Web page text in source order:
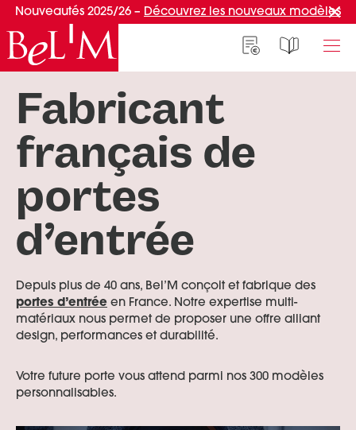
Nouveautés 2025/26 – Découvrez les nouveaux modèles
NOS PORTES D’ENTRÉE
PAR TYPE
Portes d’entrée
Portes de service
Portes d’entrée grand trafic
PAR STYLE
Portes d’entrée classiques
Portes d’entrée vitrées
Portes d'entrée pleines
Portes d’entrée Aluminium
NOS ACCESSOIRES
PAR TYPE
Marquises
Luminaires
NOS CONSEILS
S'INSPIRER ET CHOISIR
Témoignages clients
Idées d'aménagement
Une entrée sur mesure
Accueil connecté
RÉUSSIR MON PROJET
Conseils de pro
Normes & fiscalité
Entretien et réglages
Fabricant
français de
portes
d’entrée
Depuis plus de 40 ans, Bel’M conçoit et fabrique des
portes d’entrée en France. Notre expertise multi-
matériaux nous permet de proposer une offre alliant
design, performances et durabilité.
Votre future porte vous attend parmi nos 300 modèles
personnalisables.